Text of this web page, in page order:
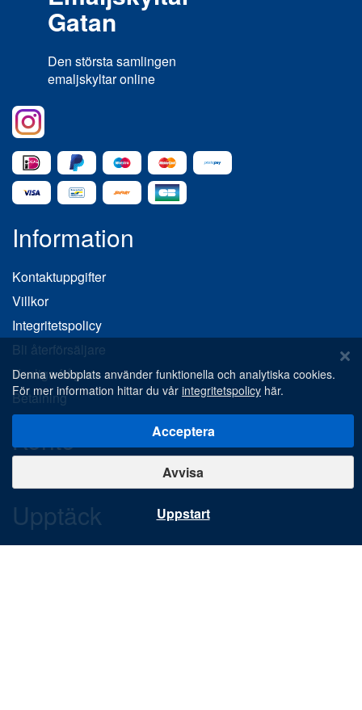
Gatan
Den största samlingen
emaljskyltar online
Information
Kontaktuppgifter
Villkor
Integritetspolicy
Bli återförsäljare
Vanliga frågor
Betalning
Konto
Upptäck
Denna webbplats använder funktionella och analytiska cookies.
För mer information hittar du vår integritetspolicy här.
Acceptera
Avvisa
Uppstart